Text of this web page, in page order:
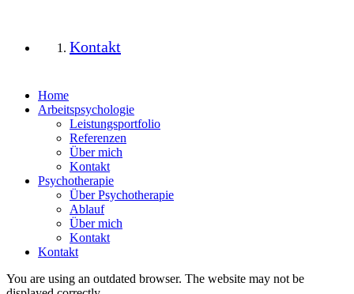
Kontakt
Home
Arbeitspsychologie
Leistungsportfolio
Referenzen
Über mich
Kontakt
Psychotherapie
Über Psychotherapie
Ablauf
Über mich
Kontakt
Kontakt
You are using an outdated browser. The website may not be